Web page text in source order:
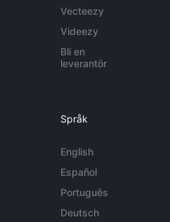
Vecteezy
Videezy
Bli en
leverantör
Språk
English
Español
Português
Deutsch